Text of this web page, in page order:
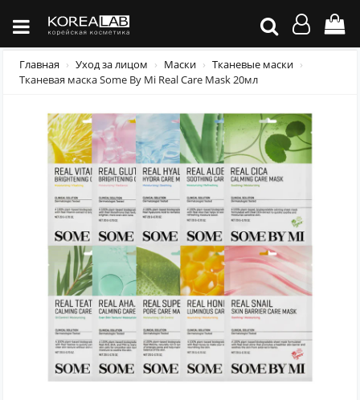
Главная Уход за лицом Маски
Тканевые маски
Тканевая маска Some By Mi Real Care Mask 20мл